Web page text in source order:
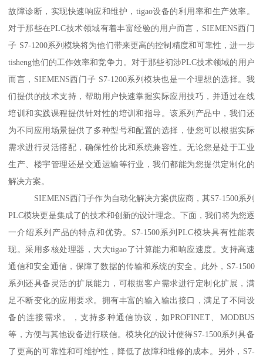
故障诊断，实现快速响应和维护，tigao设备的利用率和生产效率。
对于那些在PLC技术领域有着丰富经验的用户而言，SIEMENS西门
子 S7-1200系列模块将为他们带来更高的控制精度和可靠性，进一步
tisheng他们的工作效率和竞争力。对于那些初涉PLC技术领域的用户
而言，SIEMENS西门子 S7-1200系列模块也是一个理想的选择。我
们提供的技术支持，帮助用户快速掌握实际应用技巧，并通过在线
培训和实践课程提供针对性的培训和指导。该系列产品中，我们还
为不同应用场景提供了多种型号和配置的选择，使您可以根据实际
需求进行灵活搭配，确保性价比和系统兼容性。无论您是处于工业
生产、楼宇管理还是交通运输等行业，我们都能为您提供定制化的
解决方案。
SIEMENS西门子作为自动化解决方案供应商，其S7-1500系列
PLC模块更是集成了的技术和创新的设计理念。下面，我们将为您逐
一介绍系列产品的特点和优势。S7-1500系列PLC模块具有性能表
现。采用多核处理器，大大tigao了计算能力和响应速度。支持高速
通信和安全通信，保障了数据的传输和系统的安全。此外，S7-1500
系列还具备灵活的扩展能力，可根据客户需求进行定制化扩展，满
足不断变化的应用要求。拥有丰富的输入输出接口，满足了不同设
备的连接需求。，支持多种通信协议，如PROFINET、MODBUS
等，方便与其他设备进行联信。模块化的设计使得S7-1500系列具备
了更高的可靠性和可维护性，降低了故障和维修的成本。另外，S7-